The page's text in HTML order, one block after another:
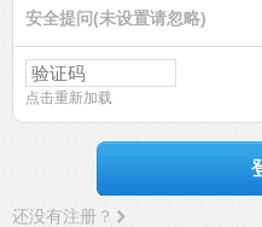
安全提问(未设置请忽略)
点击重新加载
还没有注册？